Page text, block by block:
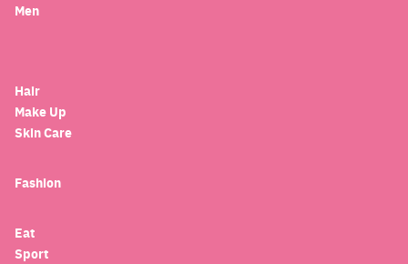
Men
Hair
Make Up
Skin Care
Fashion
Eat
Sport